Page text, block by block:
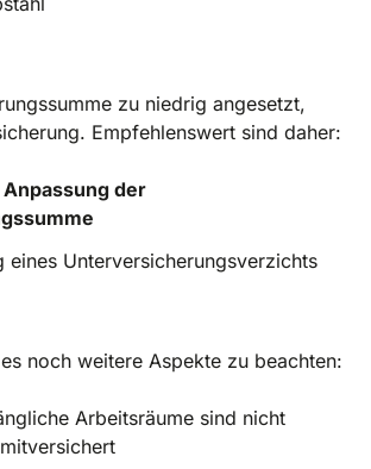
zu niedrig angesetzt,
Empfehlenswert sind daher:
Anpassung der
eines Unterversicherungsverzichts
noch weitere Aspekte zu beachten:
Arbeitsräume sind nicht